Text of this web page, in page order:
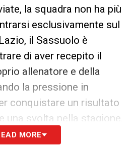
la squadra non ha più
esclusivamente sul
il Sassuolo è
di aver recepito il
allenatore e della
la pressione in
conquistare un risultato
una svolta nella stagione.
MORE